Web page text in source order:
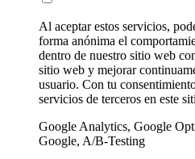
Al aceptar estos servicios,
forma anónima el
dentro de nuestro sitio web
sitio web y mejorar
usuario. Con tu
servicios de terceros en este
Google Analytics, Google
Google, A/B-Testing